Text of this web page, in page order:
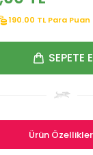
190.00 TL Para Puan
SEPETE
Ürün